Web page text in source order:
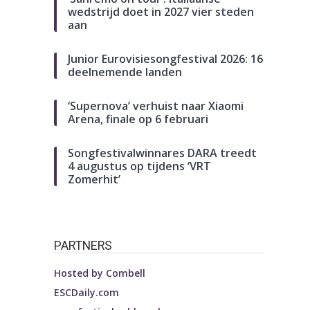
wedstrijd doet in 2027 vier steden
aan
Junior Eurovisiesongfestival 2026: 16
deelnemende landen
‘Supernova’ verhuist naar Xiaomi
Arena, finale op 6 februari
Songfestivalwinnares DARA treedt
4 augustus op tijdens ‘VRT
Zomerhit’
PARTNERS
Hosted by Combell
ESCDaily.com